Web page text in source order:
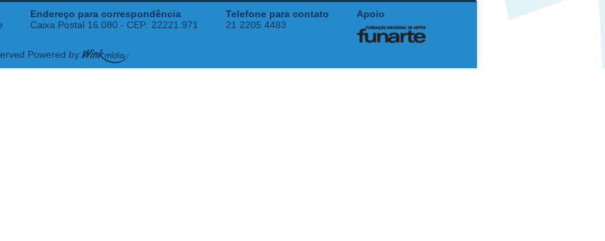
Endereço para correspondência
Caixa Postal 16.080 - CEP: 22221.971
Telefone para contato
21 2205 4483
Apoio
Powered by: